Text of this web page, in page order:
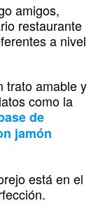
amigos,
restaurante
a nivel
trato amable y
como la
de
jamón
está en el